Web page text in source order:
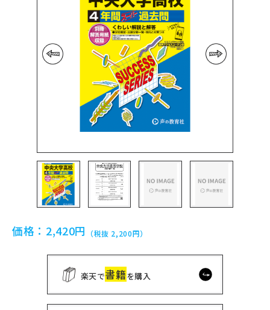
前の画像 次の画像
価格： 2,420円 （税抜 2,200円）
楽天で書籍を購入